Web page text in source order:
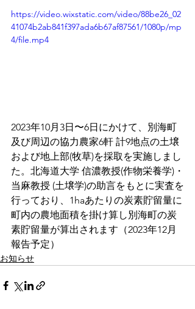
https://video.wixstatic.com/video/88be26_02
41074b2ab841f397ada6b67af87561/1080p/mp
4/file.mp4
2023年10月3日〜6日にかけて、別海町
及び周辺の協力農家6軒 計9地点の土壌
および地上部(牧草)を採取を実施しまし
た。北海道大学 信濃教授(作物栄養学)・
当麻教授 (土壌学)の助言をもとに実査を
行っており、1haあたりの炭素貯留量に
町内の農地面積を掛け算し別海町の炭
素貯留量が算出されます（2023年12月
報告予定）
お知らせ